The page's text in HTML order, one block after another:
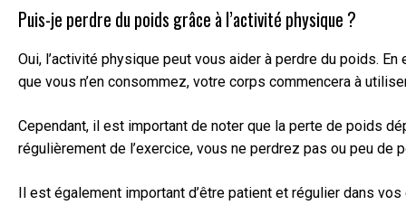
Puis-je perdre du poids grâce à l’activité physique ?
Oui, l’activité physique peut vous aider à perdre du poids.
que vous n’en consommez, votre corps commencera à
Cependant, il est important de noter que la perte de poids
régulièrement de l’exercice, vous ne perdrez pas ou peu
Il est également important d’être patient et régulier dans